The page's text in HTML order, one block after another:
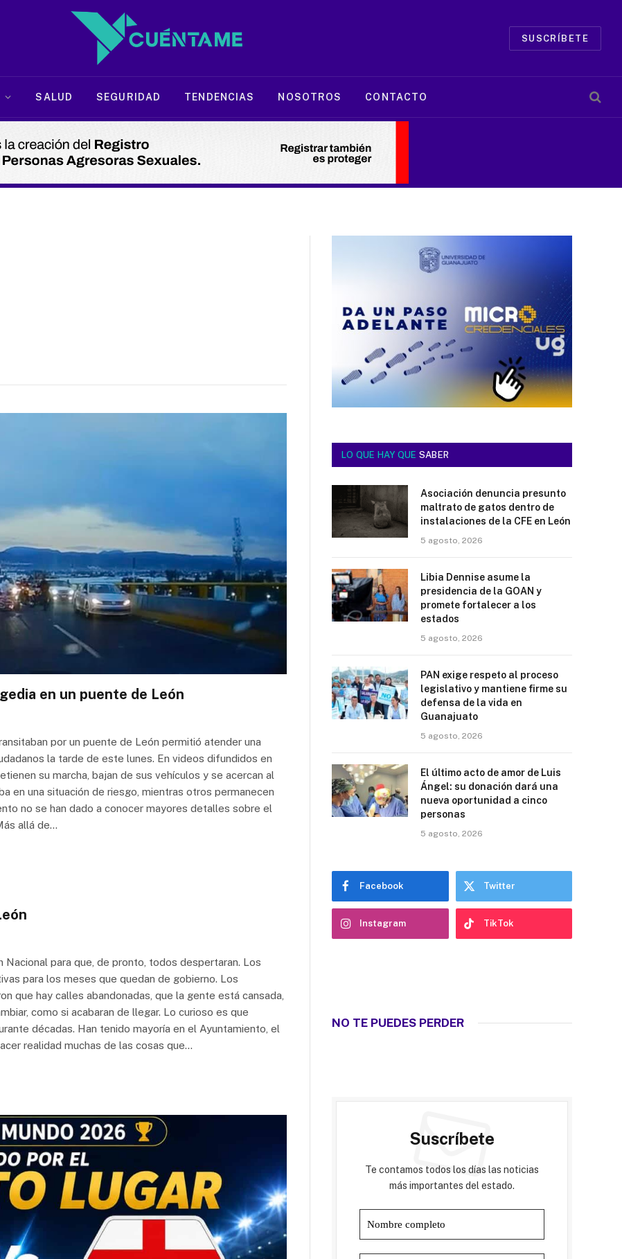
SUSCRÍBETE
SALUD SEGURIDAD TENDENCIAS NOSOTROS CONTACTO
en un puente de León
por un puente de León permitió atender una
la tarde de este lunes. En videos difundidos en
su marcha, bajan de sus vehículos y se acercan al
en una situación de riesgo, mientras otros permanecen
no se han dado a conocer mayores detalles sobre el
allá de…
para que, de pronto, todos despertaran. Los
para los meses que quedan de gobierno. Los
que hay calles abandonadas, que la gente está cansada,
como si acabaran de llegar. Lo curioso es que
décadas. Han tenido mayoría en el Ayuntamiento, el
realidad muchas de las cosas que…
LO QUE HAY QUE SABER
Asociación denuncia presunto
maltrato de gatos dentro de
instalaciones de la CFE en León
5 agosto, 2026
Libia Dennise asume la
presidencia de la GOAN y
promete fortalecer a los
estados
5 agosto, 2026
PAN exige respeto al proceso
legislativo y mantiene firme su
defensa de la vida en
Guanajuato
5 agosto, 2026
El último acto de amor de Luis
Ángel: su donación dará una
nueva oportunidad a cinco
personas
5 agosto, 2026
Facebook Twitter
Instagram TikTok
NO TE PUEDES PERDER
Suscríbete
Te contamos todos los días las noticias
más importantes del estado.